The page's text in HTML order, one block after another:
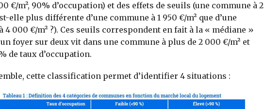
€/m², 90% d’occupation) et des effets de seuils (une commune à 2
elle plus différente d’une commune à 1 950 €/m² que d’une
4 000 €/m² ?). Ces seuils correspondent en fait à la « médiane »
foyer sur deux vit dans une commune à plus de 2 000 €/m² et
de taux d’occupation.
cette classification permet d’identifier 4 situations :